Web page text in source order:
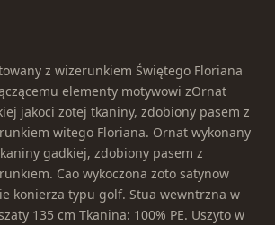
z wizerunkiem Świętego Floriana
elementy motywowi zOrnat
jakoci zotej tkaniny, zdobiony pasem z
witego Floriana. Ornat wykonany
gadkiej, zdobiony pasem z
Cao wykoczona zoto satynow
konierza typu golf. Stua wewntrzna w
135 cm Tkanina: 100% PE. Uszyto w